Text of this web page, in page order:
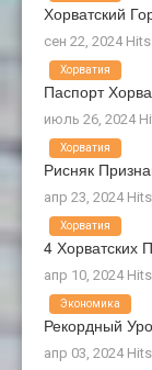
Хорватский
сен 22, 2024
Паспорт
июль 26, 2024
Хорватия
Рисняк
апр 23, 2024
Хорватия
4
апр 10, 2024
Хорватия
Рекордный
апр 03, 2024
Экономика